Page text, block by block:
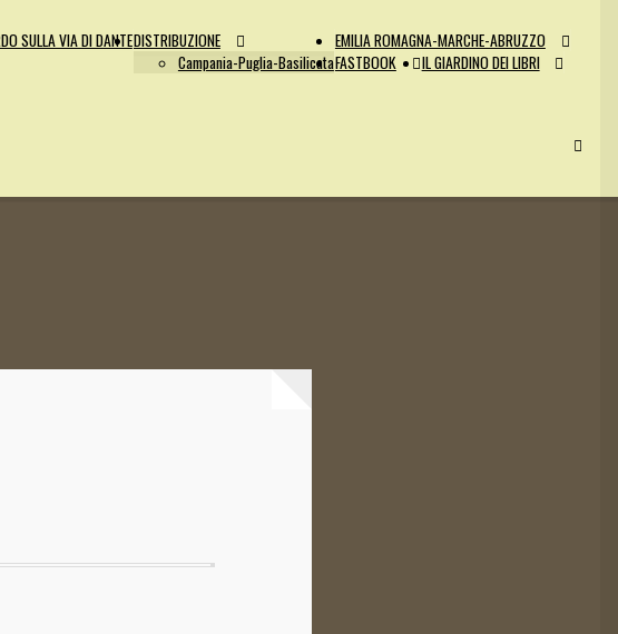
SULLA VIA DI DANTEDISTRIBUZIONE
Campania-Puglia-Basilicata
EMILIA ROMAGNA-MARCHE-ABRUZZO
FASTBOOK
IL GIARDINO DEI LIBRI